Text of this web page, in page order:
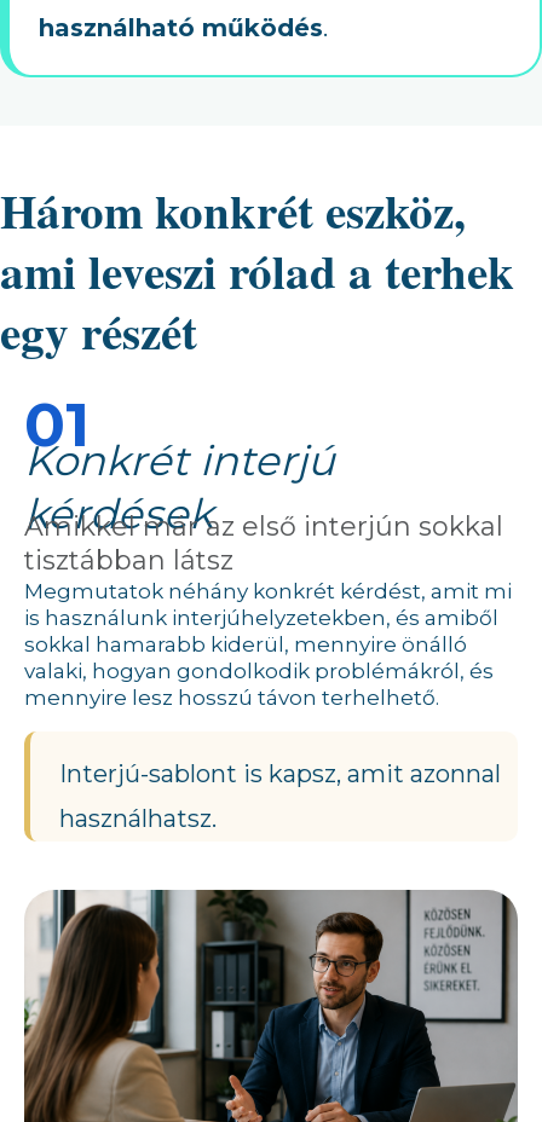
használható működés.
Három konkrét eszköz,
ami leveszi rólad a terhek
egy részét
01
Konkrét interjú
kérdések
Amikkel már az első interjún sokkal
tisztábban látsz
Megmutatok néhány konkrét kérdést, amit mi
is használunk interjúhelyzetekben, és amiből
sokkal hamarabb kiderül, mennyire önálló
valaki, hogyan gondolkodik problémákról, és
mennyire lesz hosszú távon terhelhető.
Interjú-sablont is kapsz, amit azonnal
használhatsz.